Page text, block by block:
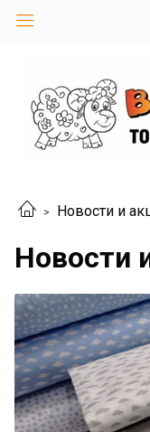
Новости и
Новости